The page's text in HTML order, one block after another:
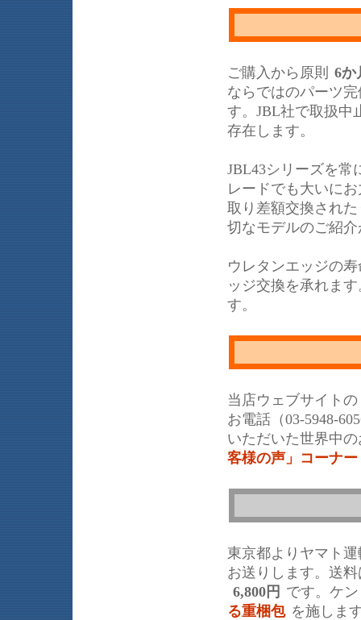
ご購入から原則 6か
ならではのパーツ
す。JBL社で取扱中
存在します。
JBL43シリーズを常
レードでも大いに
取り差額交換され
切なモデルのご紹
ウレタンエッジの
ッジ交換を承れま
す。
当店ウェブサイトの
お電話（03-5948-
いただいた世界中
客様の声」コーナー
東京都よりヤマト運
お送りします。送
6,800円 です。ケ
る重梱包 を施しま